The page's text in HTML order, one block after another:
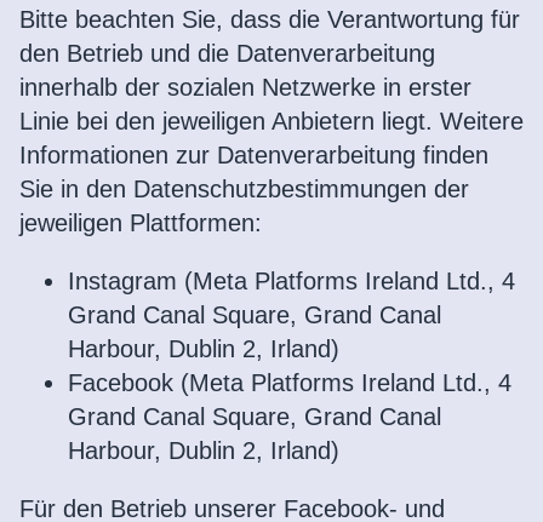
Bitte beachten Sie, dass die Verantwortung für
den Betrieb und die Datenverarbeitung
innerhalb der sozialen Netzwerke in erster
Linie bei den jeweiligen Anbietern liegt. Weitere
Informationen zur Datenverarbeitung finden
Sie in den Datenschutzbestimmungen der
jeweiligen Plattformen:
Instagram (Meta Platforms Ireland Ltd., 4
Grand Canal Square, Grand Canal
Harbour, Dublin 2, Irland)
Facebook (Meta Platforms Ireland Ltd., 4
Grand Canal Square, Grand Canal
Harbour, Dublin 2, Irland)
Für den Betrieb unserer Facebook- und